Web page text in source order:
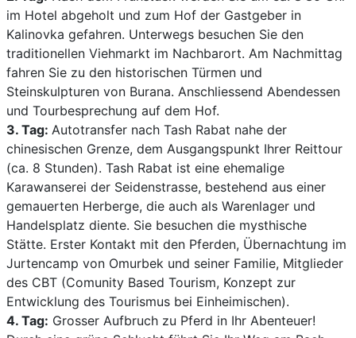
im Hotel abgeholt und zum Hof der Gastgeber in
Kalinovka gefahren. Unterwegs besuchen Sie den
traditionellen Viehmarkt im Nachbarort. Am Nachmittag
fahren Sie zu den historischen Türmen und
Steinskulpturen von Burana. Anschliessend Abendessen
und Tourbesprechung auf dem Hof.
3. Tag: Autotransfer nach Tash Rabat nahe der
chinesischen Grenze, dem Ausgangspunkt Ihrer Reittour
(ca. 8 Stunden). Tash Rabat ist eine ehemalige
Karawanserei der Seidenstrasse, bestehend aus einer
gemauerten Herberge, die auch als Warenlager und
Handelsplatz diente. Sie besuchen die mysthische
Stätte. Erster Kontakt mit den Pferden, Übernachtung im
Jurtencamp von Omurbek und seiner Familie, Mitglieder
des CBT (Comunity Based Tourism, Konzept zur
Entwicklung des Tourismus bei Einheimischen).
4. Tag: Grosser Aufbruch zu Pferd in Ihr Abenteuer!